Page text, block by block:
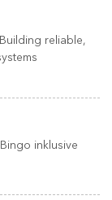
Building reliable,
inklusive